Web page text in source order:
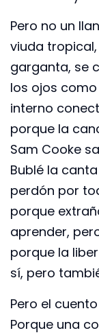
Pero no un
viuda
garganta, se
los ojos
interno
porque la
Sam Cooke
Bublé la
perdón por
porque
aprender,
porque la
sí, pero
Pero el
Porque una